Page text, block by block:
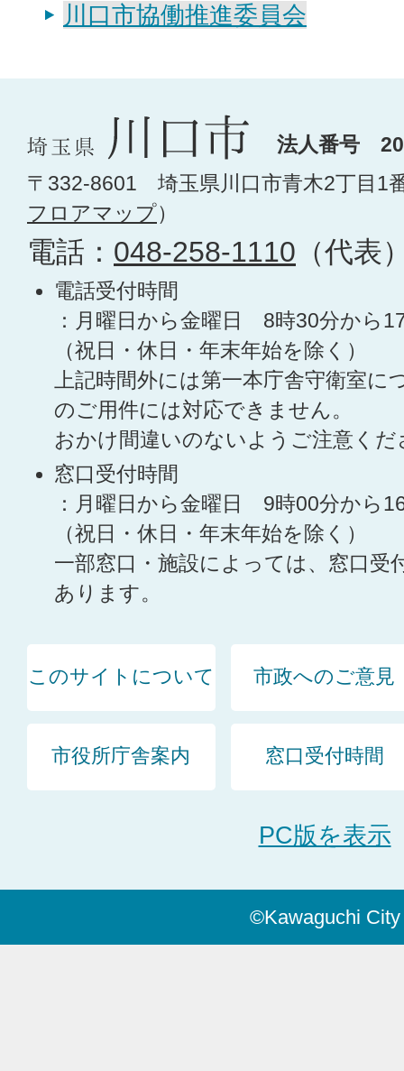
川口市協働推進委員会
法人番号
〒332-8601 埼玉県川口市青木2丁目1
フロアマップ）
電話： 048-258-1110 （代表
電話受付時間
：月曜日から金曜日 8時30分から
（祝日・休日・年末年始を除く）
上記時間外には第一本庁舎守衛室に
のご用件には対応できません。
おかけ間違いのないようご注意くだ
窓口受付時間
：月曜日から金曜日 9時00分から
（祝日・休日・年末年始を除く）
一部窓口・施設によっては、窓口受
あります。
このサイトについて 市政へのご意見
市役所庁舎案内 窓口受付時間
PC版を表示
©Kawaguchi City